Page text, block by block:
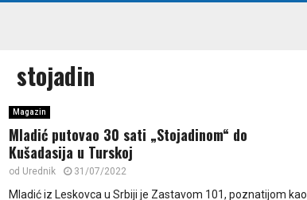
stojadin
Magazin
Mladić putovao 30 sati „Stojadinom“ do
Kušadasija u Turskoj
od Urednik 31/07/2022
Mladić iz Leskovca u Srbiji je Zastavom 101, poznatijom kao